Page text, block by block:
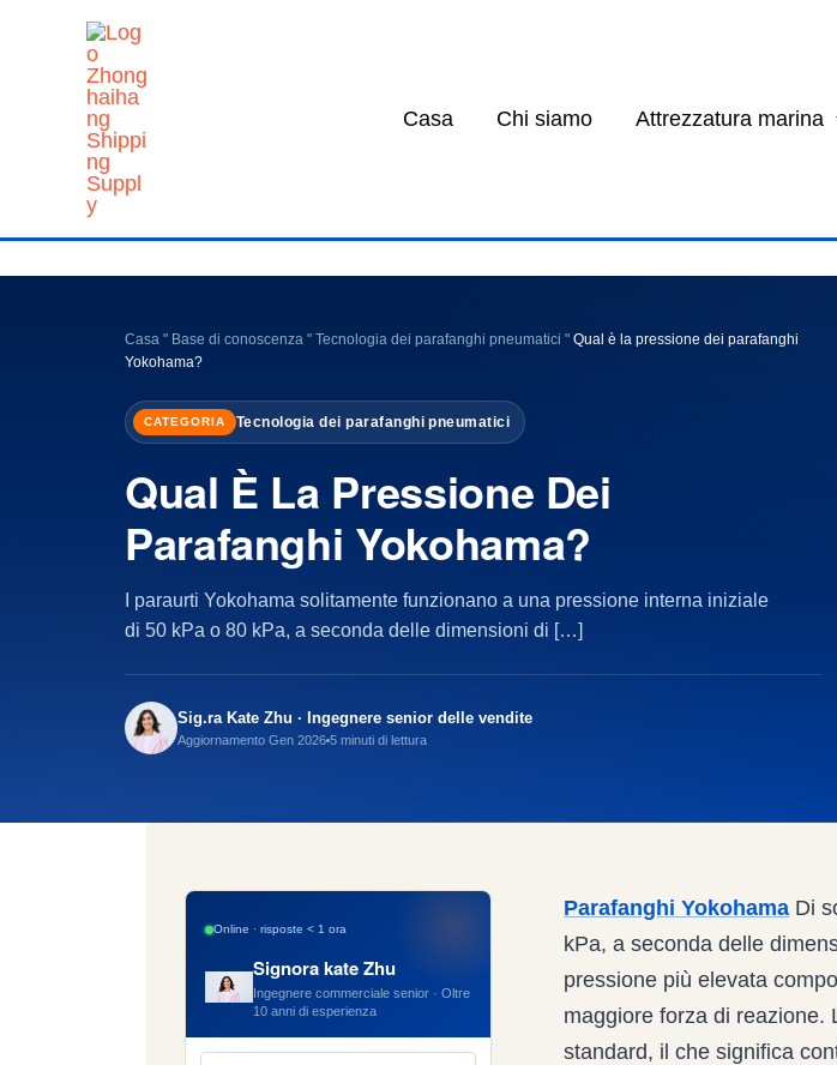
contenuto
Casa
Chi siamo Attrezzatura marina
Casa " Base di conoscenza " Tecnologia dei parafanghi pneumatici " Qual è la pressione dei parafanghi
Yokohama?
CATEGORIA Tecnologia dei parafanghi pneumatici
Qual È La Pressione Dei
Parafanghi Yokohama?
I paraurti Yokohama solitamente funzionano a una pressione interna iniziale
di 50 kPa o 80 kPa, a seconda delle dimensioni di […]
Sig.ra Kate Zhu · Ingegnere senior delle vendite
Aggiornamento Gen 2026 5 minuti di lettura
Online · risposte < 1 ora
Signora kate Zhu
Ingegnere commerciale senior · Oltre
10 anni di esperienza
Parafanghi Yokohama Di
kPa, a seconda delle
pressione più elevata
maggiore forza di reazione.
standard, il che significa